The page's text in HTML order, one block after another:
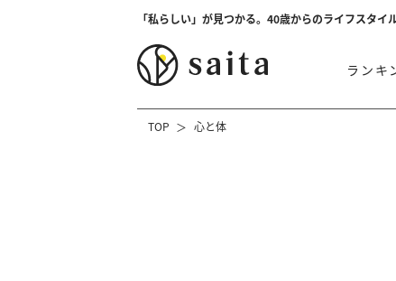
「私らしい」が見つかる。40歳からのライフスタイ
ランキ
TOP 心と体